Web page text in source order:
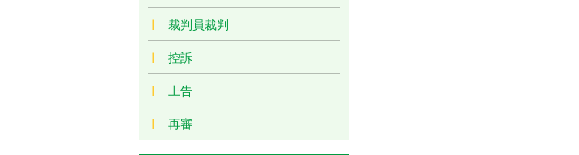
裁判員裁判
控訴
上告
再審